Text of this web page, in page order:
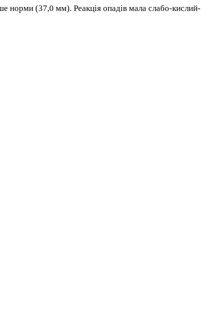
норми (37,0 мм). Реакція опадів мала слабо-кислий-